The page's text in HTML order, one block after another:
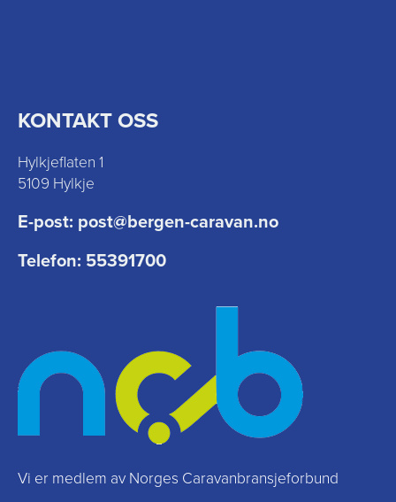
KONTAKT OSS
Hylkjeflaten 1
5109 Hylkje
E-post: post@bergen-caravan.no
Telefon: 55391700
Vi er medlem av Norges Caravanbransjeforbund